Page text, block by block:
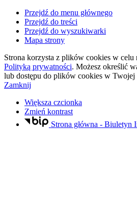
Przejdź do menu głównego
Przejdź do treści
Przejdź do wyszukiwarki
Mapa strony
Strona korzysta z plików cookies w celu
Polityką prywatności. Możesz określić
lub dostępu do plików cookies w Twojej
Zamknij
Większa czcionka
Zmień kontrast
Strona główna - Biuletyn